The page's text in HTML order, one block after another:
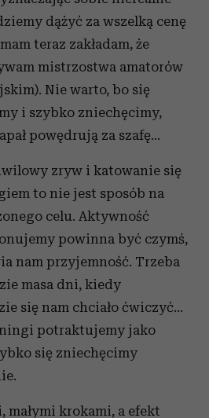
dążyć za wszelką cenę
teraz zakładam, że
mistrzostwa amatorów
Nie warto, bo się
i szybko zniechęcimy,
powędrują za szafę...
zryw i katowanie się
to nie jest sposób na
celu. Aktywność
powinna być czymś,
nam przyjemność. Trzeba
masa dni, kiedy
się nam chciało ćwiczyć...
potraktujemy jako
się zniechęcimy
małymi krokami, a efekt